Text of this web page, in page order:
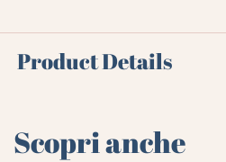
Product Details
Scopri anche